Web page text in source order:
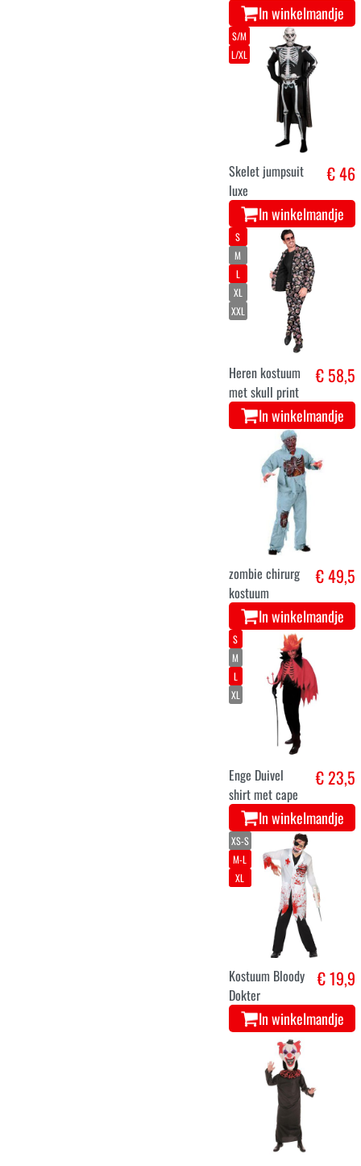
In winkelmandje
S/M
L/XL
Skelet jumpsuit
luxe
€ 46
In winkelmandje
S
M
L
XL
XXL
Heren kostuum
met skull print
€ 58,5
In winkelmandje
zombie chirurg
kostuum
€ 49,5
In winkelmandje
S
M
L
XL
Enge Duivel
shirt met cape
€ 23,5
In winkelmandje
XS-S
M-L
XL
Kostuum Bloody
Dokter
€ 19,9
In winkelmandje